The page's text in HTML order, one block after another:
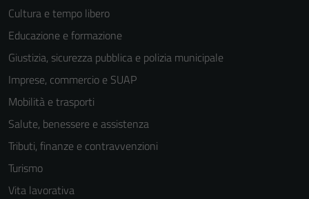
Cultura e tempo libero
Educazione e formazione
Giustizia, sicurezza pubblica e polizia municipale
Imprese, commercio e SUAP
Mobilità e trasporti
Salute, benessere e assistenza
Tributi, finanze e contravvenzioni
Turismo
Vita lavorativa